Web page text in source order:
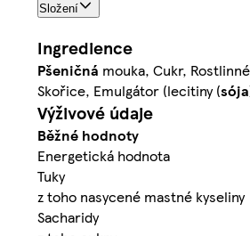
Složení
Ingredience
Pšeničná mouka, Cukr,
Skořice, Emulgátor (lecitiny (sója
Výživové údaje
Běžné hodnoty
Energetická hodnota
Tuky
z toho nasycené mastné kyseliny
Sacharidy